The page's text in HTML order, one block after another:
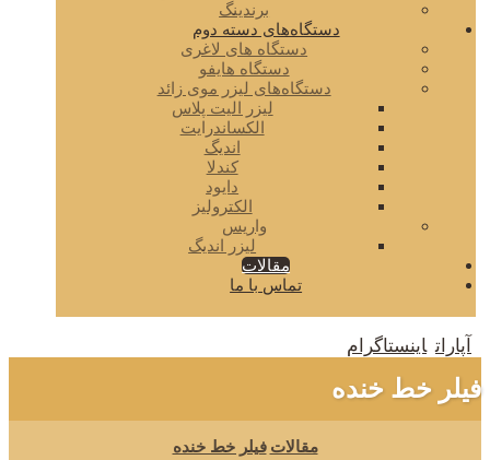
برندینگ
دستگاه‌های دسته دوم
دستگاه های لاغری
دستگاه هایفو
دستگاه‌های لیزر موی زائد
لیزر الیت پلاس
الکساندرایت
اندیگ
کندلا
دایود
الکترولیز
واریس
لیزر اندیگ
مقالات
تماس با ما
آپارات اینستاگرام
فیلر خط خنده
مقالات فیلر خط خنده